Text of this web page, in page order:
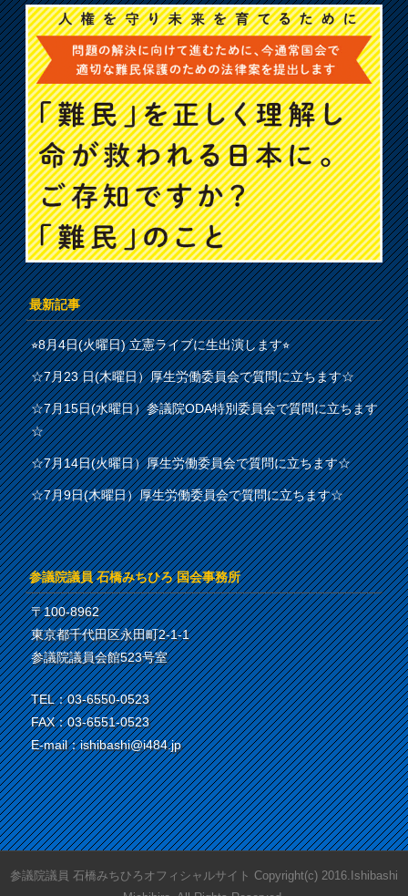
最新記事
⭐︎8月4日(火曜日) 立憲ライブに生出演します⭐︎
☆7月23 日(木曜日）厚生労働委員会で質問に立ちます☆
☆7月15日(水曜日）参議院ODA特別委員会で質問に立ちます
☆
☆7月14日(火曜日）厚生労働委員会で質問に立ちます☆
☆7月9日(木曜日）厚生労働委員会で質問に立ちます☆
参議院議員 石橋みちひろ 国会事務所
〒100-8962
東京都千代田区永田町2-1-1
参議院議員会館523号室
TEL：03-6550-0523
FAX：03-6551-0523
E-mail：ishibashi@i484.jp
参議院議員 石橋みちひろオフィシャルサイト Copyright(c) 2016.Ishibashi